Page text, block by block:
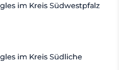
im Kreis Südwestpfalz
im Kreis Südliche